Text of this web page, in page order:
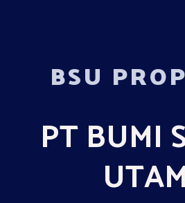
BSU
PT BUMI